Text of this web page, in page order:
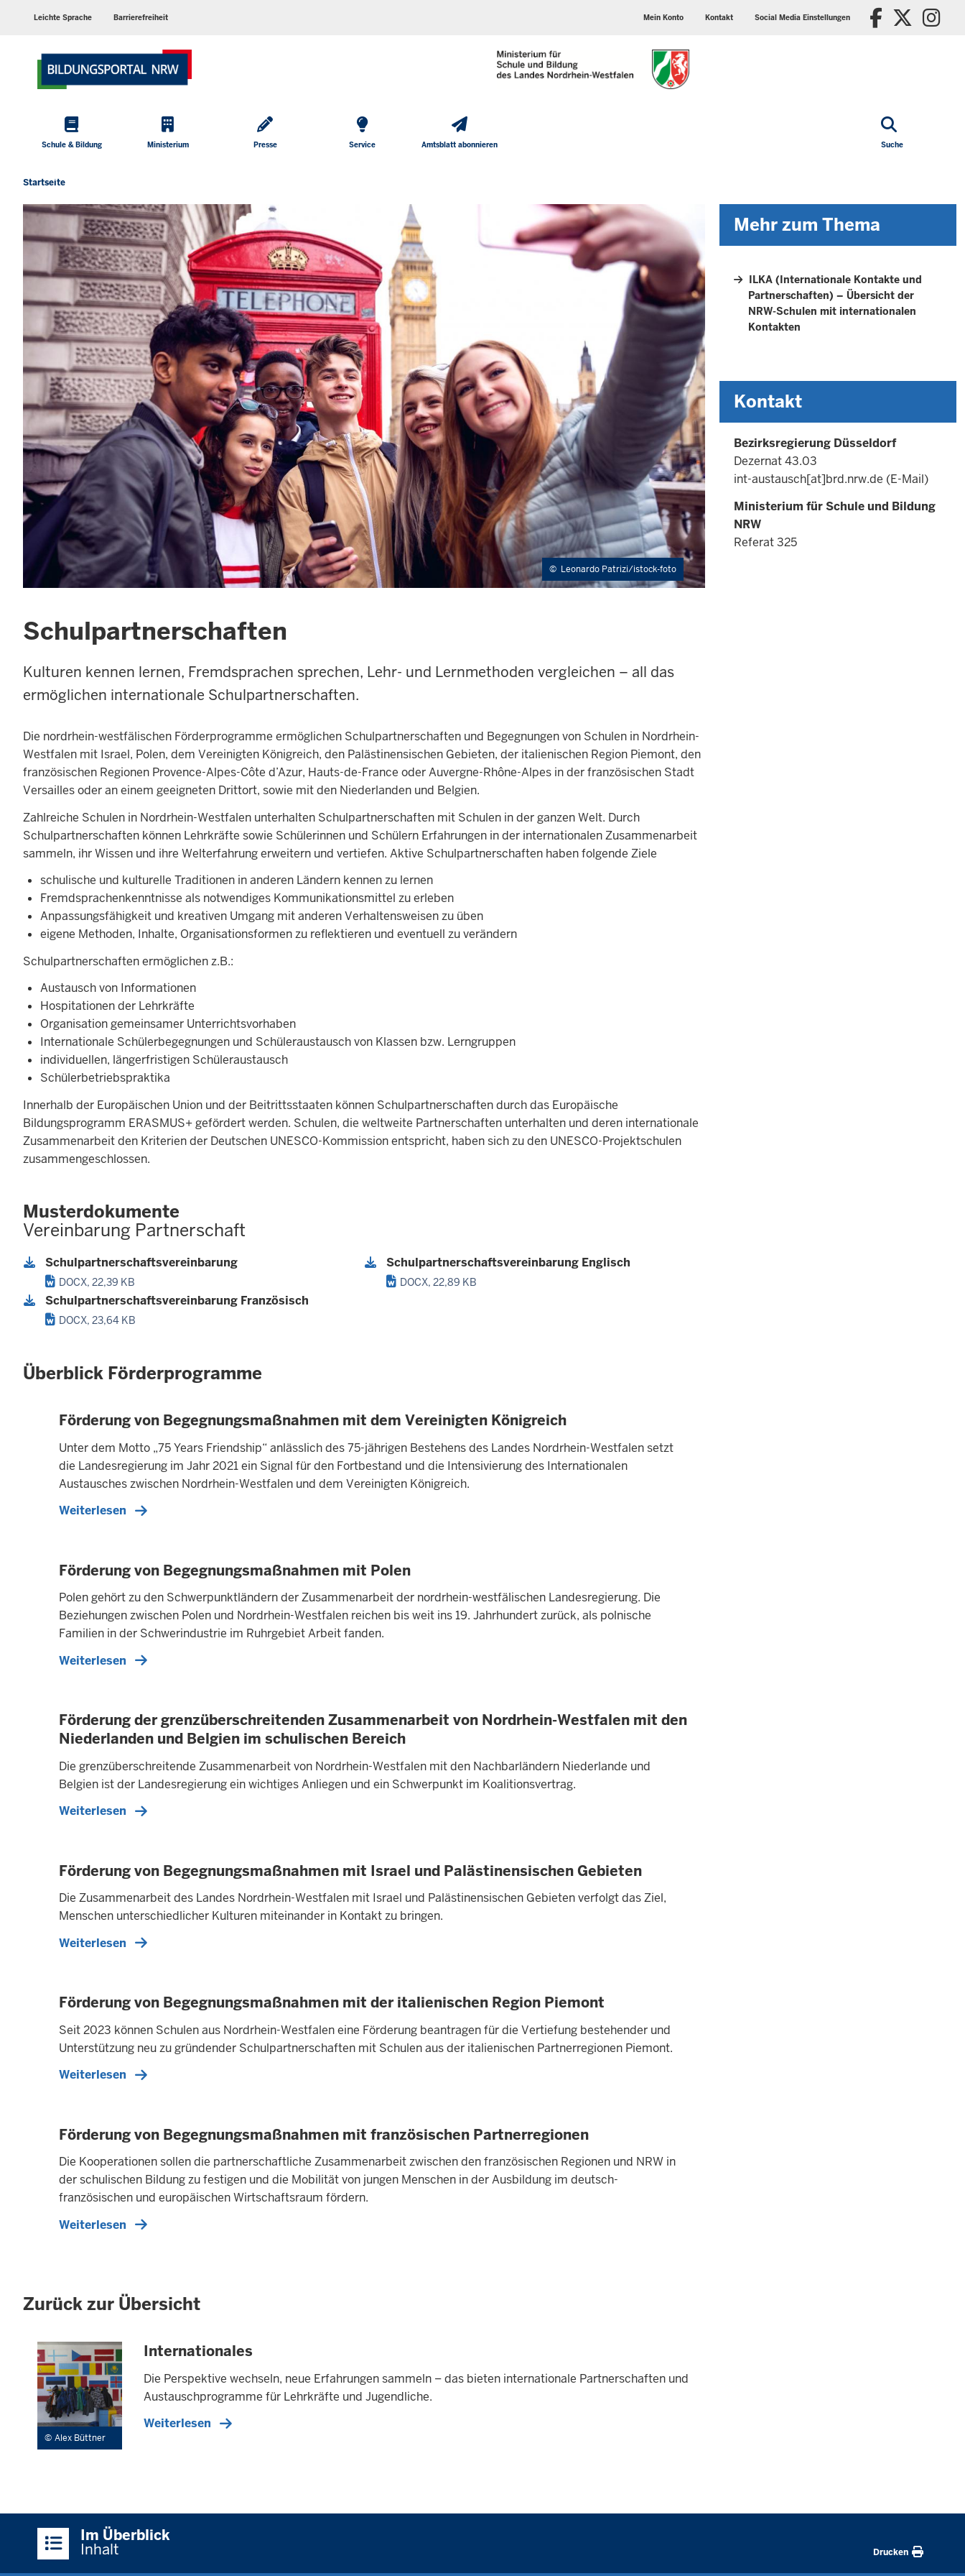
Sprachen
Leichte Sprache Barrierefreiheit
TopMein Konto Kontakt
media
Social Media Einstellungen X/
Hauptmenü
Schule & Bildung Ministerium Presse Service Amtsblatt abonnieren Suche
Sie
befinden
hier
Startseite
© Leonardo Patrizi/istock-foto
Schulpartnerschaften
Kulturen kennen lernen, Fremdsprachen sprechen, Lehr- und Lernmethoden vergleichen – all das
ermöglichen internationale Schulpartnerschaften.
Die nordrhein-westfälischen Förderprogramme ermöglichen Schulpartnerschaften und Begegnungen von Schulen in Nordrhein-
Westfalen mit Israel, Polen, dem Vereinigten Königreich, den Palästinensischen Gebieten, der italienischen Region Piemont, den
französischen Regionen Provence-Alpes-Côte d’Azur, Hauts-de-France oder Auvergne-Rhône-Alpes in der französischen Stadt
Versailles oder an einem geeigneten Drittort, sowie mit den Niederlanden und Belgien.
Zahlreiche Schulen in Nordrhein-Westfalen unterhalten Schulpartnerschaften mit Schulen in der ganzen Welt. Durch
Schulpartnerschaften können Lehrkräfte sowie Schülerinnen und Schülern Erfahrungen in der internationalen Zusammenarbeit
sammeln, ihr Wissen und ihre Welterfahrung erweitern und vertiefen. Aktive Schulpartnerschaften haben folgende Ziele
schulische und kulturelle Traditionen in anderen Ländern kennen zu lernen
Fremdsprachenkenntnisse als notwendiges Kommunikationsmittel zu erleben
Anpassungsfähigkeit und kreativen Umgang mit anderen Verhaltensweisen zu üben
eigene Methoden, Inhalte, Organisationsformen zu reflektieren und eventuell zu verändern
Schulpartnerschaften ermöglichen z.B.:
Austausch von Informationen
Hospitationen der Lehrkräfte
Organisation gemeinsamer Unterrichtsvorhaben
Internationale Schülerbegegnungen und Schüleraustausch von Klassen bzw. Lerngruppen
individuellen, längerfristigen Schüleraustausch
Schülerbetriebspraktika
Innerhalb der Europäischen Union und der Beitrittsstaaten können Schulpartnerschaften durch das Europäische
Bildungsprogramm ERASMUS+ gefördert werden. Schulen, die weltweite Partnerschaften unterhalten und deren internationale
Zusammenarbeit den Kriterien der Deutschen UNESCO-Kommission entspricht, haben sich zu den UNESCO-Projektschulen
zusammengeschlossen.
Musterdokumente
Vereinbarung Partnerschaft
Schulpartnerschaftsvereinbarung
DOCX, 22,39 KB
Schulpartnerschaftsvereinbarung Englisch
DOCX, 22,89 KB
Schulpartnerschaftsvereinbarung Französisch
DOCX, 23,64 KB
Überblick Förderprogramme
Förderung von Begegnungsmaßnahmen mit dem Vereinigten Königreich
Unter dem Motto „75 Years Friendship“ anlässlich des 75-jährigen Bestehens des Landes Nordrhein-Westfalen setzt
die Landesregierung im Jahr 2021 ein Signal für den Fortbestand und die Intensivierung des Internationalen
Austausches zwischen Nordrhein-Westfalen und dem Vereinigten Königreich.
Weiterlesen
Förderung von Begegnungsmaßnahmen mit Polen
Polen gehört zu den Schwerpunktländern der Zusammenarbeit der nordrhein-westfälischen Landesregierung. Die
Beziehungen zwischen Polen und Nordrhein-Westfalen reichen bis weit ins 19. Jahrhundert zurück, als polnische
Familien in der Schwerindustrie im Ruhrgebiet Arbeit fanden.
Weiterlesen
Förderung der grenzüberschreitenden Zusammenarbeit von Nordrhein-Westfalen mit den
Niederlanden und Belgien im schulischen Bereich
Die grenzüberschreitende Zusammenarbeit von Nordrhein-Westfalen mit den Nachbarländern Niederlande und
Belgien ist der Landesregierung ein wichtiges Anliegen und ein Schwerpunkt im Koalitionsvertrag.
Weiterlesen
Förderung von Begegnungsmaßnahmen mit Israel und Palästinensischen Gebieten
Die Zusammenarbeit des Landes Nordrhein-Westfalen mit Israel und Palästinensischen Gebieten verfolgt das Ziel,
Menschen unterschiedlicher Kulturen miteinander in Kontakt zu bringen.
Weiterlesen
Förderung von Begegnungsmaßnahmen mit der italienischen Region Piemont
Seit 2023 können Schulen aus Nordrhein-Westfalen eine Förderung beantragen für die Vertiefung bestehender und
Unterstützung neu zu gründender Schulpartnerschaften mit Schulen aus der italienischen Partnerregionen Piemont.
Weiterlesen
Förderung von Begegnungsmaßnahmen mit französischen Partnerregionen
Die Kooperationen sollen die partnerschaftliche Zusammenarbeit zwischen den französischen Regionen und NRW in
der schulischen Bildung zu festigen und die Mobilität von jungen Menschen in der Ausbildung im deutsch-
französischen und europäischen Wirtschaftsraum fördern.
Weiterlesen
Zurück zur Übersicht
Alex Büttner
Internationales
Die Perspektive wechseln, neue Erfahrungen sammeln – das bieten internationale Partnerschaften und
Austauschprogramme für Lehrkräfte und Jugendliche.
Weiterlesen
Mehr zum Thema
ILKA (Internationale Kontakte und
Partnerschaften) – Übersicht der
NRW-Schulen mit internationalen
Kontakten
Kontakt
Bezirksregierung Düsseldorf
Dezernat 43.03
int-austausch[at]brd.nrw.de (E-Mail)
Ministerium für Schule und Bildung
NRW
Referat 325
Im Überblick
Inhalt Drucken